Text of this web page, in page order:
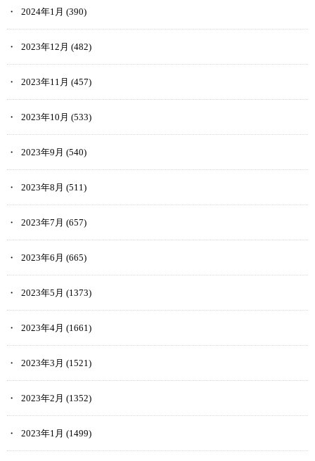
2024年1月 (390)
2023年12月 (482)
2023年11月 (457)
2023年10月 (533)
2023年9月 (540)
2023年8月 (511)
2023年7月 (657)
2023年6月 (665)
2023年5月 (1373)
2023年4月 (1661)
2023年3月 (1521)
2023年2月 (1352)
2023年1月 (1499)